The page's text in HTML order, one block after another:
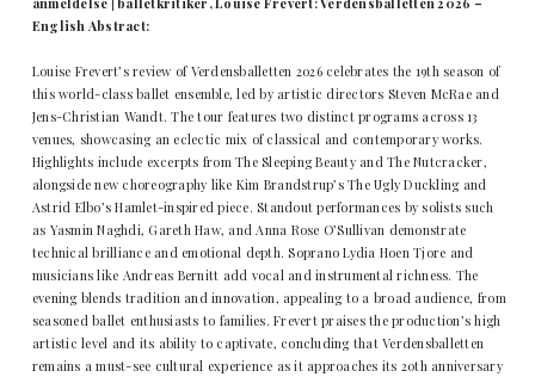
English Abstract:
Louise Frevert’s review of Verdensballetten 2026 celebrates the 19th season of
this world-class ballet ensemble, led by artistic directors Steven McRae and
Jens-Christian Wandt. The tour features two distinct programs across 13
venues, showcasing an eclectic mix of classical and contemporary works.
Highlights include excerpts from The Sleeping Beauty and The Nutcracker,
alongside new choreography like Kim Brandstrup’s The Ugly Duckling and
Astrid Elbo’s Hamlet-inspired piece. Standout performances by solists such
as Yasmin Naghdi, Gareth Haw, and Anna Rose O’Sullivan demonstrate
technical brilliance and emotional depth. Soprano Lydia Hoen Tjore and
musicians like Andreas Bernitt add vocal and instrumental richness. The
evening blends tradition and innovation, appealing to a broad audience, from
seasoned ballet enthusiasts to families. Frevert praises the production’s high
artistic level and its ability to captivate, concluding that Verdensballetten
remains a must-see cultural experience as it approaches its 20th anniversary